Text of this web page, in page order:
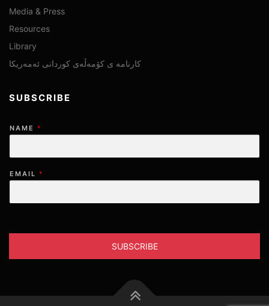
Media & Press
Resources
Library
SUBSCRIBE
NAME *
EMAIL *
SUBSCRIBE